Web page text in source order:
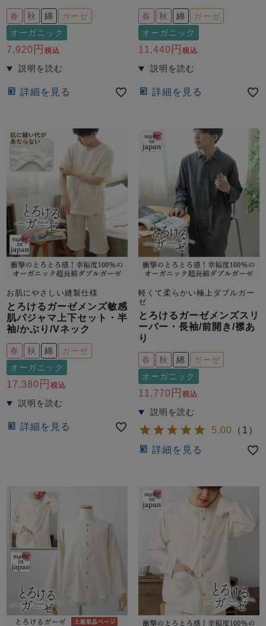
春 秋 綿
ガーゼ
オーガニック
7,920 税込
詳細を見る
春 秋 綿
ガーゼ
オーガニック
11,440 税込
詳細を見る
お肌にやさしい縫製仕様
とろけるガーゼメンズ敏感
肌パジャマ上下セット・半
袖/かぶり/Vネック
春 秋 綿
ガーゼ
オーガニック
17,380 税込
詳細を見る
軽くて柔らかい極上ダブルガー
ゼ
とろけるガーゼメンズスリ
ーパー・長袖/前開き/襟あ
り
春 秋 綿
ガーゼ
オーガニック
11,770 税込
5.00 （ 1 ）
詳細を見る